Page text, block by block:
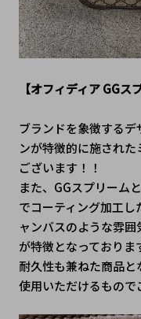
【オフィディア GGス
ブランドを象徴する
ンが特徴的に施され
ございます！！
また、GGスプリーム
でコーティング加工
ャンバスのような雰
が特徴となっておりま
耐久性も兼ねた商品
使用いただけるもので